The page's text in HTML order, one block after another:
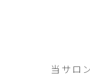
当サロ